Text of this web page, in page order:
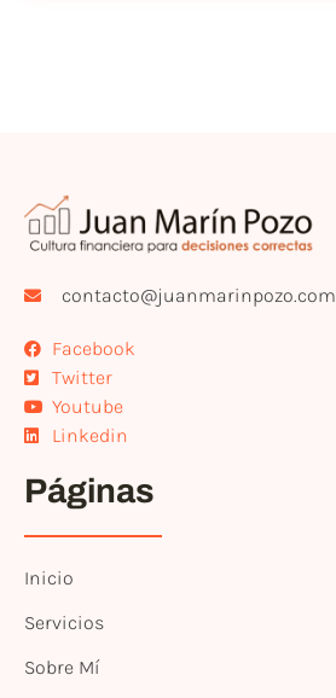
contacto@juanmarinpozo.com
Facebook
Twitter
Youtube
Linkedin
Páginas
Inicio
Servicios
Sobre Mí